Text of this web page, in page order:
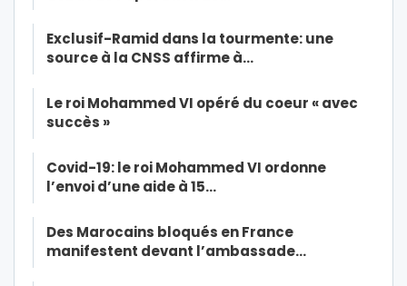
Exclusif-Ramid dans la tourmente: une
source à la CNSS affirme à…
Le roi Mohammed VI opéré du coeur « avec
succès »
Covid-19: le roi Mohammed VI ordonne
l’envoi d’une aide à 15…
Des Marocains bloqués en France
manifestent devant l’ambassade…